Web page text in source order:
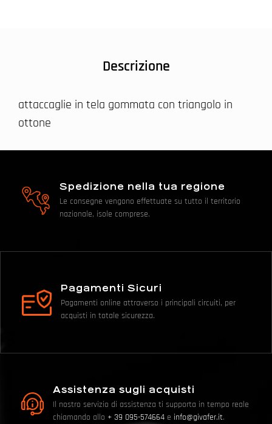
Descrizione
attaccaglie in tela gommata con triangolo in
ottone
Spedizione nella tua regione
Le consegne vengono effettuate su tutto il territorio
nazionale, isole comprese.
Pagamenti Sicuri
Pagamenti online attraverso i principali circuiti, per
acquisti in totale sicurezza.
Assistenza sugli acquisti
Il nostro servizio di assistenza ti supporta in tempo reale
chiamando allo + 39 095-574664 e info@givafer.it.